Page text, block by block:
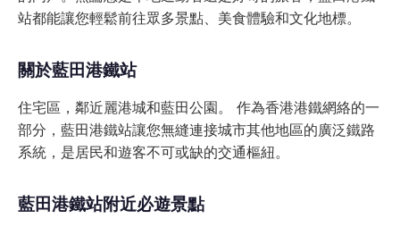
站都能讓您輕鬆前往眾多景點、美食體驗和文化地標。
關於藍田港鐵站
住宅區，鄰近麗港城和藍田公園。 作為香港港鐵網絡的一
部分，藍田港鐵站讓您無縫連接城市其他地區的廣泛鐵路
系統，是居民和遊客不可或缺的交通樞紐。
藍田港鐵站附近必遊景點